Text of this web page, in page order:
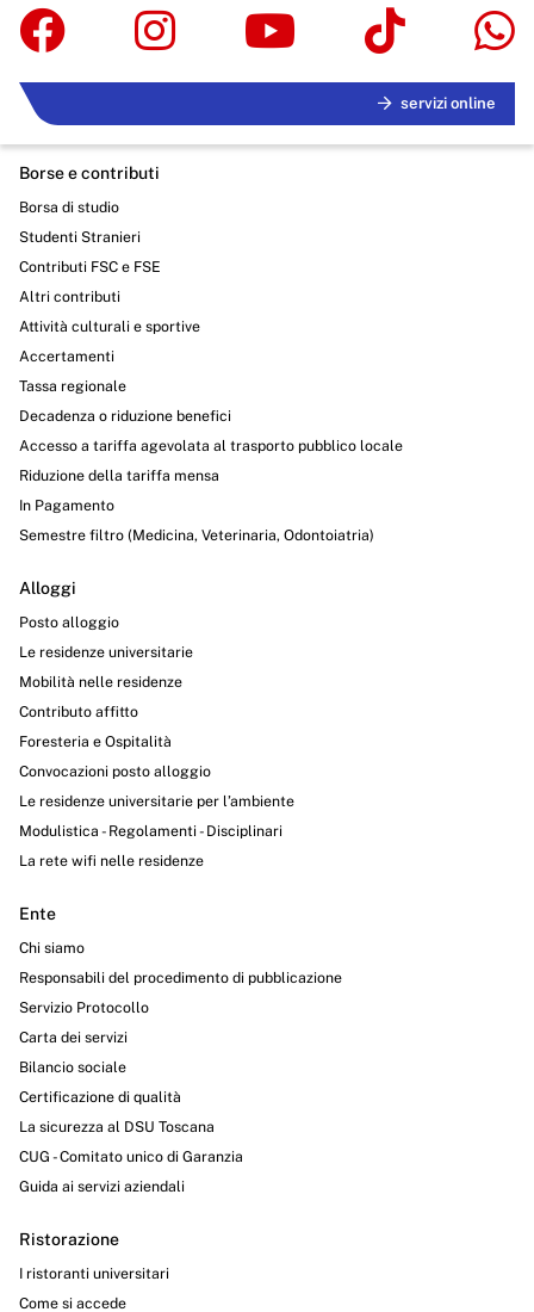
servizi online
Borse e contributi
Borsa di studio
Studenti Stranieri
Contributi FSC e FSE
Altri contributi
Attività culturali e sportive
Accertamenti
Tassa regionale
Decadenza o riduzione benefici
Accesso a tariffa agevolata al trasporto pubblico locale
Riduzione della tariffa mensa
In Pagamento
Semestre filtro (Medicina, Veterinaria, Odontoiatria)
Alloggi
Posto alloggio
Le residenze universitarie
Mobilità nelle residenze
Contributo affitto
Foresteria e Ospitalità
Convocazioni posto alloggio
Le residenze universitarie per l’ambiente
Modulistica - Regolamenti - Disciplinari
La rete wifi nelle residenze
Ente
Chi siamo
Responsabili del procedimento di pubblicazione
Servizio Protocollo
Carta dei servizi
Bilancio sociale
Certificazione di qualità
La sicurezza al DSU Toscana
CUG - Comitato unico di Garanzia
Guida ai servizi aziendali
Ristorazione
I ristoranti universitari
Come si accede